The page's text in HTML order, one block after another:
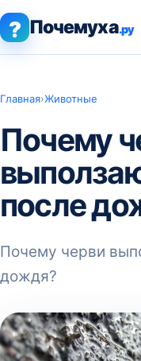
? Почемуха.ру
Главная›Животные
Почему
после
Почему черви
дождя?